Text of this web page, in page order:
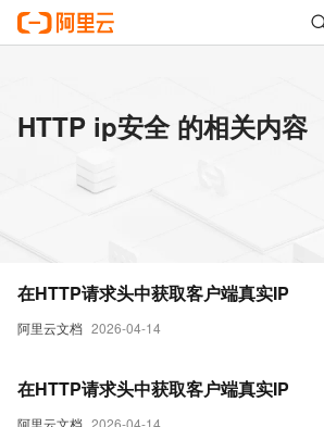
HTTP ip安全 的相关内容
阿里云文档 2026-04-14
在HTTP请求头中获取客户端真实IP
阿里云文档 2026-04-14
在HTTP请求头中获取客户端真实IP